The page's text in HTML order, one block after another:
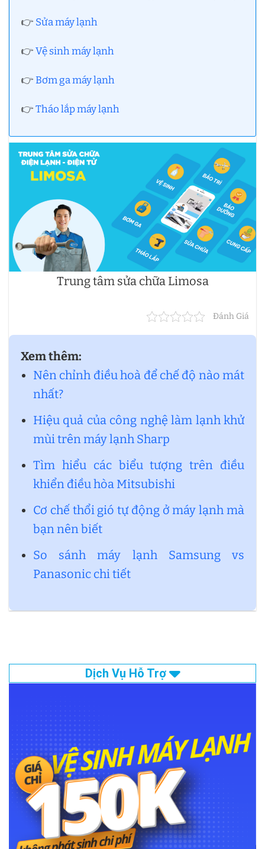
👉 Sửa máy lạnh
👉Vệ sinh máy lạnh
👉Bơm ga máy lạnh
👉Tháo lắp máy lạnh
Trung tâm sửa chữa Limosa
Đánh Giá
Xem thêm:
Nên chỉnh điều hoà để chế độ nào mát
nhất?
Hiệu quả của công nghệ làm lạnh khử
mùi trên máy lạnh Sharp
Tìm hiểu các biểu tượng trên điều
khiển điều hòa Mitsubishi
Cơ chế thổi gió tự động ở máy lạnh mà
bạn nên biết
So sánh máy lạnh Samsung vs
Panasonic chi tiết
Dịch Vụ Hỗ Trợ